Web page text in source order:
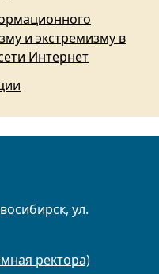
и экстремизму в
Интернет
ул.
ректора)